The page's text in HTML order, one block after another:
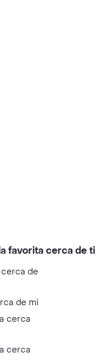
favorita cerca de ti
cerca de
de mi
cerca
cerca